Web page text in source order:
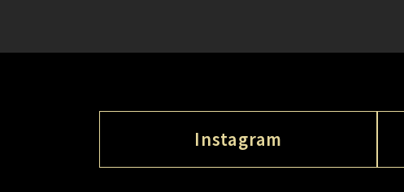
Instagram